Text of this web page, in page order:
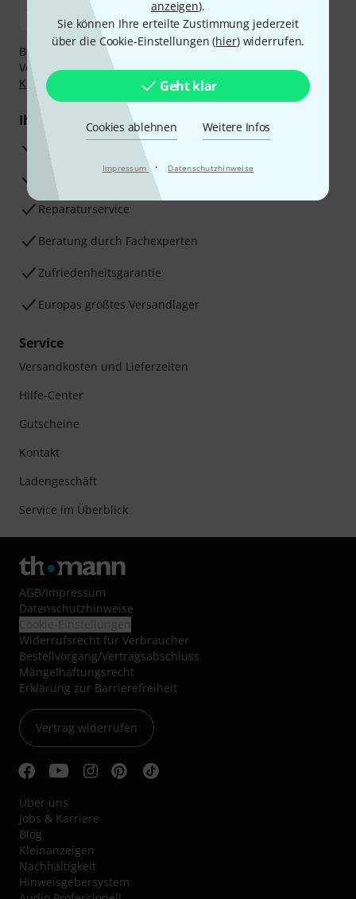
anzeigen).
Sie können Ihre erteilte Zustimmung jederzeit
über die Cookie-Einstellungen (hier) widerrufen.
Geht klar
Cookies ablehnen Weitere Infos
Impressum · Datenschutzhinweise
Bezahlen Sie vertraulich und sicher per Nachnahme,
Vorkasse, PayPal, Amazon Pay,Klarna Sofort bezahlen
Klarna Ratenzahlung
oder Kreditkarte.
Ihre Vorteile
3 Jahre Thomann Garantie
30 Tage Money-Back-Garantie
Reparaturservice
Beratung durch Fachexperten
Zufriedenheitsgarantie
Europas größtes Versandlager
Service
Versandkosten und Lieferzeiten
Hilfe-Center
Gutscheine
Kontakt
Ladengeschäft
Service im Überblick
AGB/Impressum
Datenschutzhinweise
Widerrufsrecht für Verbraucher
Bestellvorgang/Vertragsabschluss
Mängelhaftungsrecht
Erklärung zur Barrierefreiheit
Vertrag widerrufen
Über uns
Jobs & Karriere
Blog
Kleinanzeigen
Nachhaltigkeit
Hinweisgebersystem